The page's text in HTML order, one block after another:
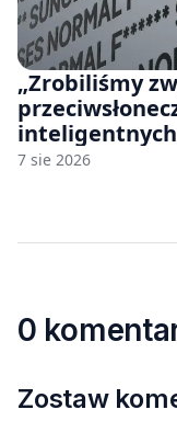
„Zrobiliśmy
7 sie 2026
0
Zostaw